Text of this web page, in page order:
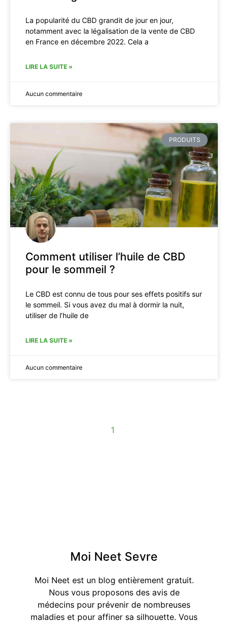
La popularité du CBD grandit de jour en jour,
notamment avec la légalisation de la vente de CBD
en France en décembre 2022. Cela a
LIRE LA SUITE »
Aucun commentaire
PRODUITS
Comment utiliser l’huile de CBD
pour le sommeil ?
Le CBD est connu de tous pour ses effets positifs sur
le sommeil. Si vous avez du mal à dormir la nuit,
utiliser de l’huile de
LIRE LA SUITE »
Aucun commentaire
1
Moi Neet Sevre
Moi Neet est un blog entièrement gratuit.
Nous vous proposons des avis de
médecins pour prévenir de nombreuses
maladies et pour affiner sa silhouette. Vous